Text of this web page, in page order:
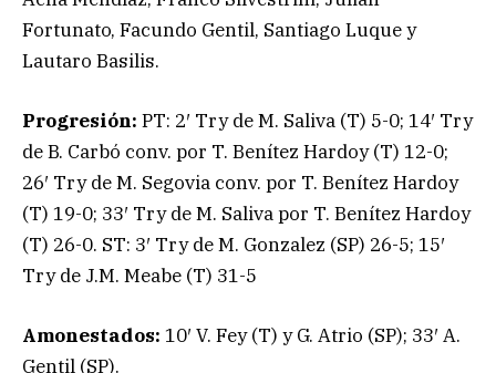
Fortunato, Facundo Gentil, Santiago Luque y
Lautaro Basilis.
Progresión: PT: 2′ Try de M. Saliva (T) 5-0; 14′ Try
de B. Carbó conv. por T. Benítez Hardoy (T) 12-0;
26′ Try de M. Segovia conv. por T. Benítez Hardoy
(T) 19-0; 33′ Try de M. Saliva por T. Benítez Hardoy
(T) 26-0. ST: 3′ Try de M. Gonzalez (SP) 26-5; 15′
Try de J.M. Meabe (T) 31-5
Amonestados: 10′ V. Fey (T) y G. Atrio (SP); 33′ A.
Gentil (SP).